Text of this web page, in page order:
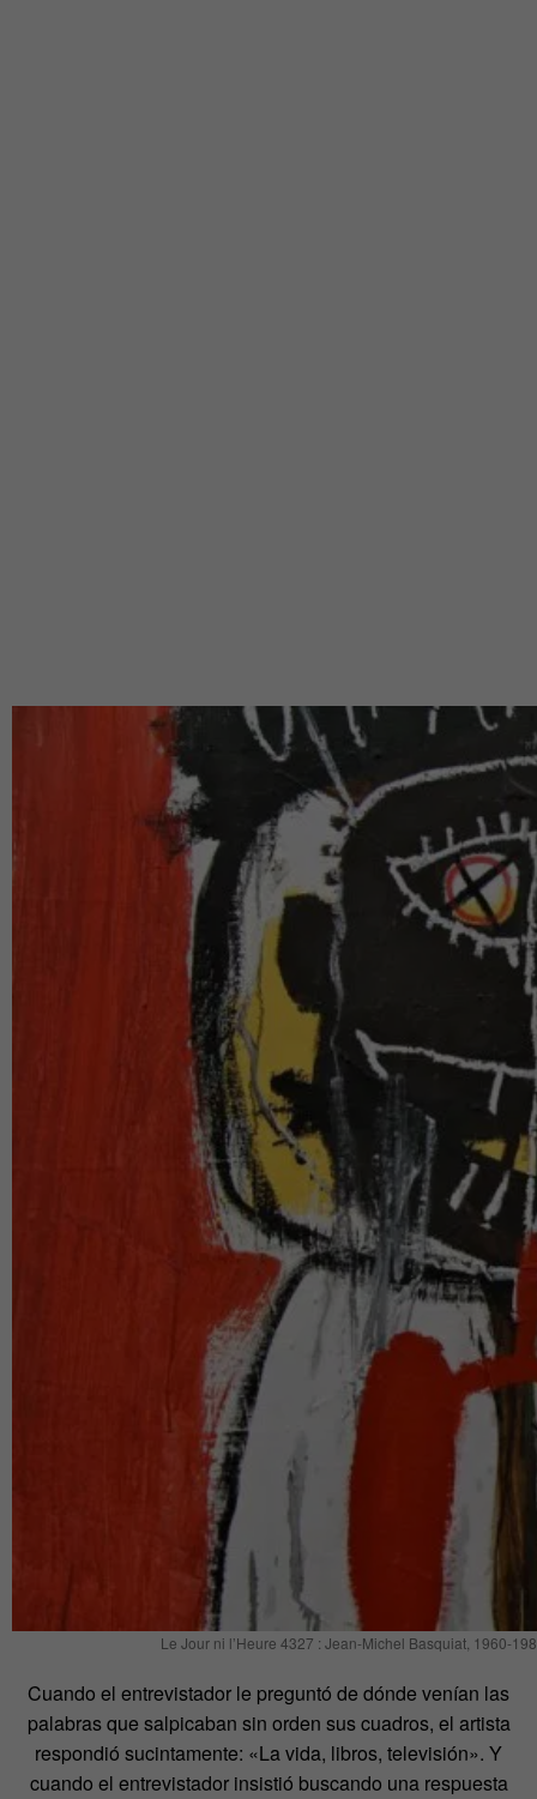
Le Jour ni l’Heure 4327 : Jean-Michel Basquiat, 1960-
Cuando el entrevistador le preguntó de dónde venían las
palabras que salpicaban sin orden sus cuadros, el artista
respondió sucintamente: «La vida, libros, televisión». Y
cuando el entrevistador insistió buscando una respuesta